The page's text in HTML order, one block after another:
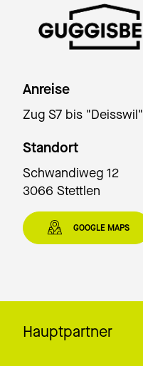
Anreise
Zug S7 bis "Deisswil"
Standort
Schwandiweg 12
3066 Stettlen
GOOGLE MAPS
Hauptpartner